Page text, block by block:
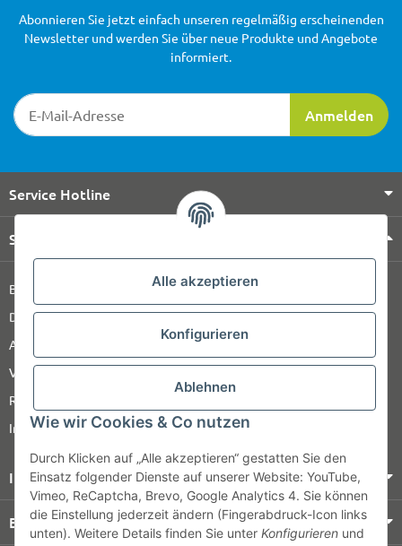
Alle akzeptieren
Konfigurieren
Ablehnen
Wie wir Cookies & Co nutzen
Durch Klicken auf „Alle akzeptieren“ gestatten Sie den
Einsatz folgender Dienste auf unserer Website: YouTube,
Vimeo, ReCaptcha, Brevo, Google Analytics 4. Sie können
die Einstellung jederzeit ändern (Fingerabdruck-Icon links
unten). Weitere Details finden Sie unter Konfigurieren und
Newsletter-Registrierung
Anmelden
Abonnieren Sie jetzt einfach unseren regelmäßig erscheinenden
Newsletter und werden Sie über neue Produkte und Angebote
informiert.
Service Hotline
Shop Service
Barrierefreiheitserklärung
Datenschutz
AGB
Versandinformationen
Retour
Impressum
Informationen
Bezahlung & Versand